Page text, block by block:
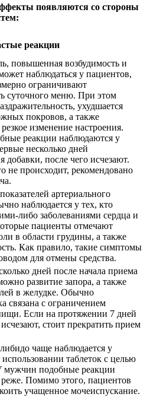
появляются со стороны
реакции
повышенная возбудимость и
наблюдаться у пациентов,
ограничивают
суточного меню. При этом
ухудшается
покровов, а также
изменение настроения.
реакции наблюдаются у
несколько дней
добавки, после чего исчезают.
не происходит, рекомендовано
артериального
наблюдается у тех, кто
либо заболеваниями сердца и
пациенты отмечают
в области грудины, а также
Как правило, такие симптомы
для отмены средства.
дней после начала приема
развитие запора, а также
в желудке. Обычно
связана с ограничением
Если на протяжении 7 дней
стоит прекратить прием
чаще наблюдается у
таблеток с целью
мужчин подобные реакции
реже. Помимо этого, пациентов
учащенное мочеиспускание.